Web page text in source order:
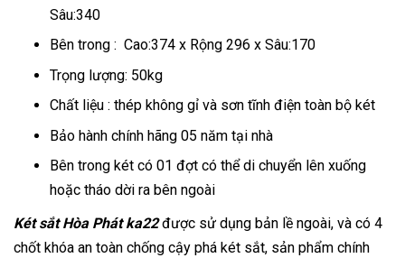
Sâu:340
Bên trong : Cao:374 x Rộng 296 x Sâu:170
Trọng lượng: 50kg
Chất liệu : thép không gỉ và sơn tĩnh điện toàn bộ két
Bảo hành chính hãng 05 năm tại nhà
Bên trong két có 01 đợt có thể di chuyển lên xuống
hoặc tháo dời ra bên ngoài
Két sắt Hòa Phát ka22được sử dụng bản lề ngoài, và có 4
chốt khóa an toàn chống cậy phá két sắt, sản phẩm chính